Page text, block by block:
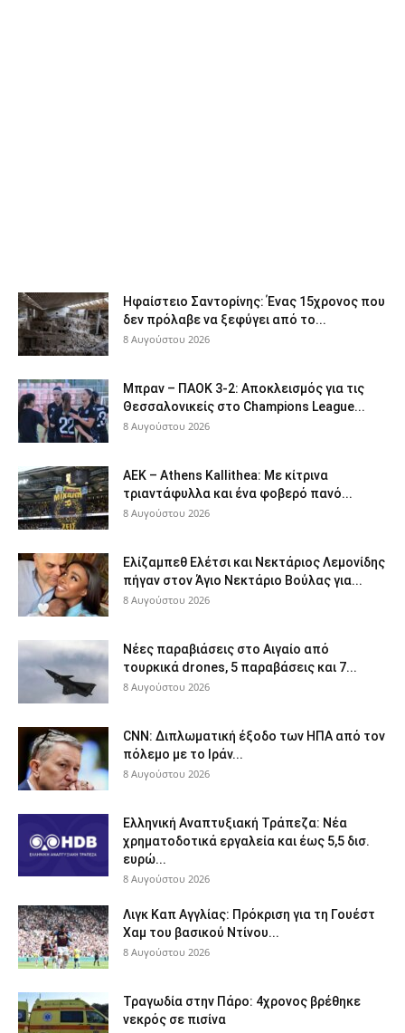
Ηφαίστειο Σαντορίνης: Ένας 15χρονος που
δεν πρόλαβε να ξεφύγει από το...
8 Αυγούστου 2026
Μπραν – ΠΑΟΚ 3-2: Αποκλεισμός για τις
Θεσσαλονικείς στο Champions League...
8 Αυγούστου 2026
ΑΕΚ – Athens Kallithea: Με κίτρινα
τριαντάφυλλα και ένα φοβερό πανό...
8 Αυγούστου 2026
Ελίζαμπεθ Ελέτσι και Νεκτάριος Λεμονίδης
πήγαν στον Άγιο Νεκτάριο Βούλας για...
8 Αυγούστου 2026
Νέες παραβιάσεις στο Αιγαίο από
τουρκικά drones, 5 παραβάσεις και 7...
8 Αυγούστου 2026
CNN: Διπλωματική έξοδο των ΗΠΑ από τον
πόλεμο με το Ιράν...
8 Αυγούστου 2026
Ελληνική Αναπτυξιακή Τράπεζα: Νέα
χρηματοδοτικά εργαλεία και έως 5,5 δισ.
ευρώ...
8 Αυγούστου 2026
Λιγκ Καπ Αγγλίας: Πρόκριση για τη Γουέστ
Χαμ του βασικού Ντίνου...
8 Αυγούστου 2026
Τραγωδία στην Πάρο: 4χρονος βρέθηκε
νεκρός σε πισίνα